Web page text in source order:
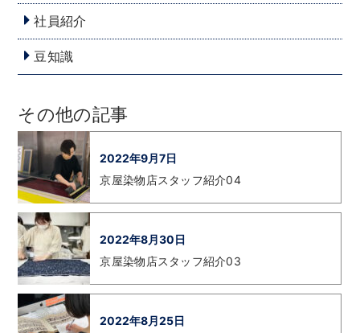
社員紹介
豆知識
その他の記事
2022年9月7日
京屋染物店スタッフ紹介04
2022年8月30日
京屋染物店スタッフ紹介03
2022年8月25日